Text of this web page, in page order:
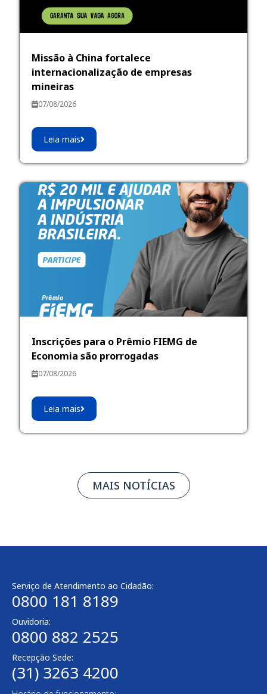
Missão à China fortalece
internacionalização de empresas
mineiras
07/08/2026
Leia mais
Inscrições para o Prêmio FIEMG de
Economia são prorrogadas
07/08/2026
Leia mais
MAIS NOTÍCIAS
Serviço de Atendimento ao Cidadão:
0800 181 8189
Ouvidoria:
0800 882 2525
Recepção Sede:
(31) 3263 4200